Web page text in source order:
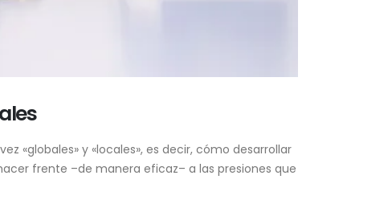
«globales» y «locales», es decir, cómo desarrollar
frente –de manera eficaz– a las presiones que